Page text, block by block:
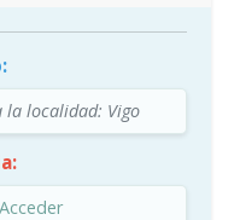
la localidad: Vigo
Acceder